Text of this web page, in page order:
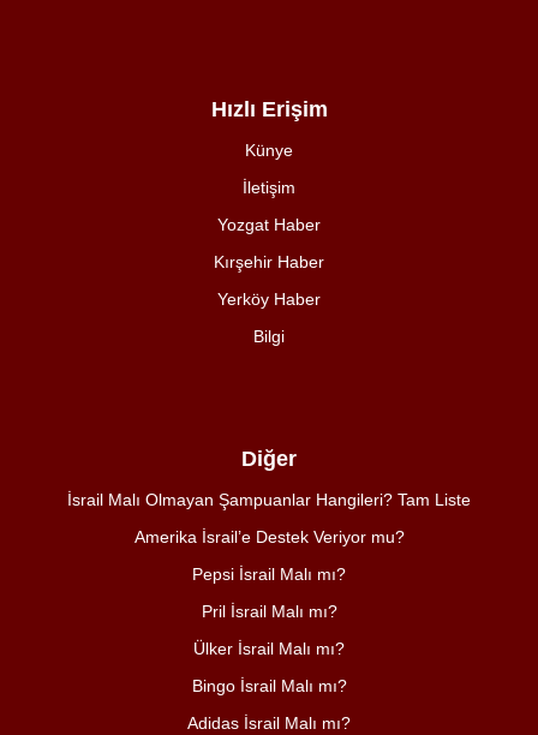
Hızlı Erişim
Künye
İletişim
Yozgat Haber
Kırşehir Haber
Yerköy Haber
Bilgi
Diğer
İsrail Malı Olmayan Şampuanlar Hangileri? Tam Liste
Amerika İsrail’e Destek Veriyor mu?
Pepsi İsrail Malı mı?
Pril İsrail Malı mı?
Ülker İsrail Malı mı?
Bingo İsrail Malı mı?
Adidas İsrail Malı mı?